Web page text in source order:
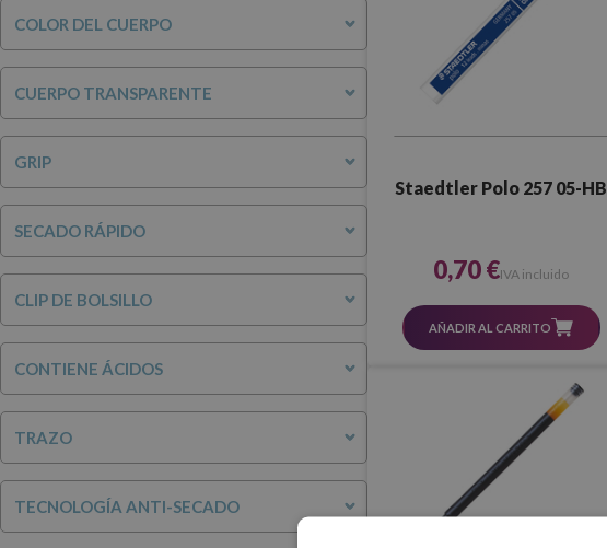
COLOR DEL CUERPO
CUERPO TRANSPARENTE
GRIP
SECADO RÁPIDO
CLIP DE BOLSILLO
CONTIENE ÁCIDOS
TRAZO
TECNOLOGÍA ANTI-SECADO
Staedtler Polo 257 05-HB
0,70 €IVA incluido
AÑADIR AL CARRITO